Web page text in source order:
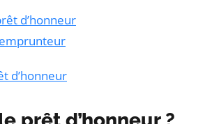
d’honneur
d’honneur